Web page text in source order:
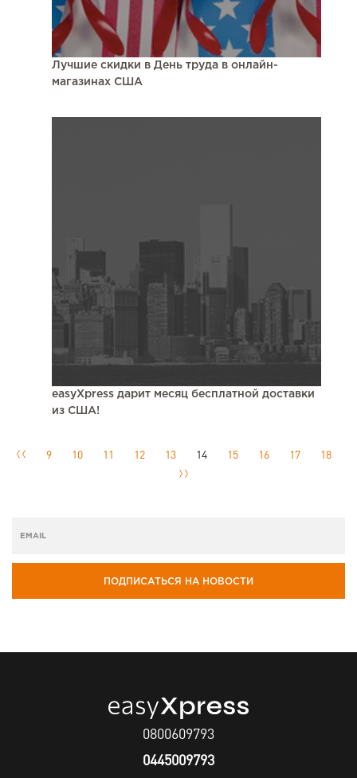
Лучшие скидки в День труда в онлайн-
магазинах США
easyXpress дарит месяц бесплатной доставки
из США!
9 10 11 12 13 14 15 16 17 18
ПОДПИСАТЬСЯ НА НОВОСТИ
0800609793
0445009793